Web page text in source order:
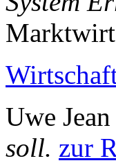
Uwe
soll. zur